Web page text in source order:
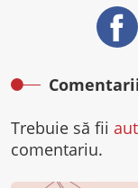
Trebuie să fii
comentariu.